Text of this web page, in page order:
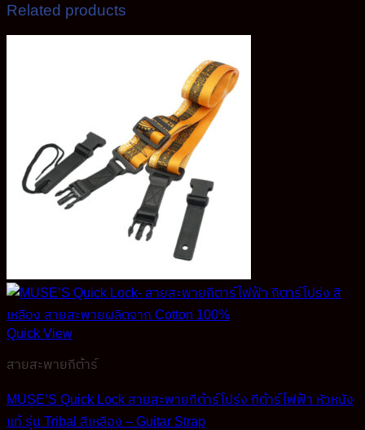
Related products
Quick View
สายสะพายกีต้าร์
MUSE’S Quick Lock สายสะพายกีต้าร์โปร่ง กีต้าร์ไฟฟ้า หัวหนัง
แท้ รุ่น Tribal สีเหลือง – Guitar Strap